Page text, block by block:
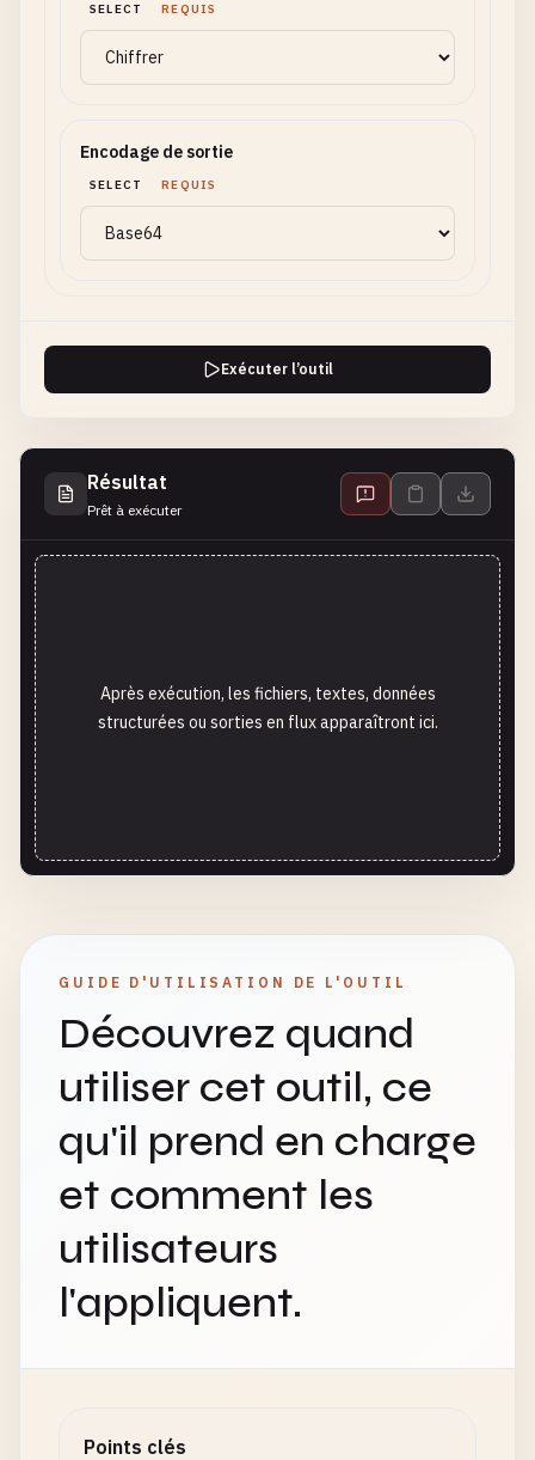
SELECT REQUIS
Encodage de sortie
SELECT REQUIS
Exécuter l’outil
Résultat
Prêt à exécuter
Après exécution, les fichiers, textes, données
structurées ou sorties en flux apparaîtront ici.
GUIDE D'UTILISATION DE L'OUTIL
Découvrez quand
utiliser cet outil, ce
qu'il prend en charge
et comment les
utilisateurs
l'appliquent.
Points clés